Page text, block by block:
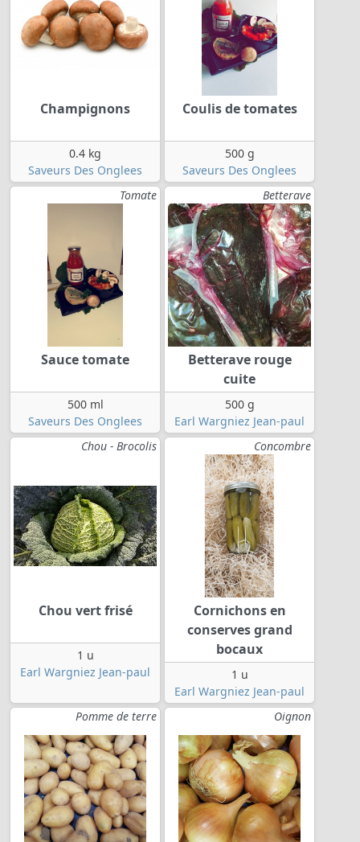
Champignons
0.4 kg
Saveurs Des Onglees
Coulis de tomates
500 g
Saveurs Des Onglees
Tomate
Sauce tomate
500 ml
Saveurs Des Onglees
Betterave
Betterave rouge
cuite
500 g
Earl Wargniez Jean-paul
Chou - Brocolis
Chou vert frisé
1 u
Earl Wargniez Jean-paul
Concombre
Cornichons en
conserves grand
bocaux
1 u
Earl Wargniez Jean-paul
Pomme de terre
Oignon